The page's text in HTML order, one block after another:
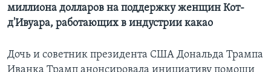
миллиона долларов на поддержку женщин Кот-
д'Ивуара, работающих в индустрии какао
Дочь и советник президента США Дональда Трампа